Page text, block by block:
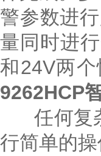
警参数进
量同时进
和24V两
9262HCP
任何复杂
行简单的